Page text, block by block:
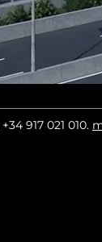
+34 917 021 010.